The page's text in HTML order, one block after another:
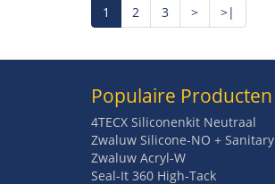
1 2 3 > >|
Populaire Producten
4TECX Siliconenkit Neutraal
Zwaluw Silicone-NO + Sanitary
Zwaluw Acryl-W
Seal-It 360 High-Tack